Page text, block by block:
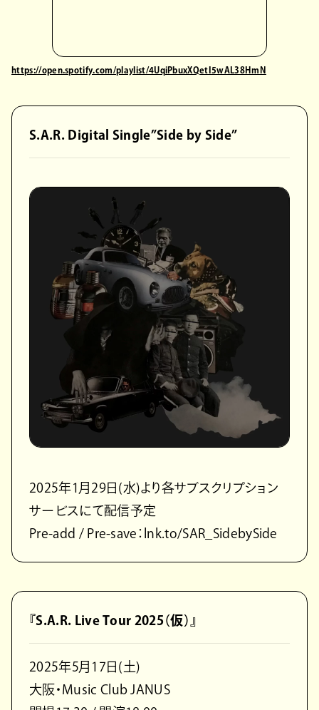
https://open.spotify.com/playlist/4UqiPbuxXQetI5wAL38HmN
S.A.R. Digital Single”Side by Side”
2025年1月29日(水)より各サブスクリプション
サービスにて配信予定
Pre-add / Pre-save：lnk.to/SAR_SidebySide
『S.A.R. Live Tour 2025（仮）』
2025年5月17日(土)
大阪・Music Club JANUS